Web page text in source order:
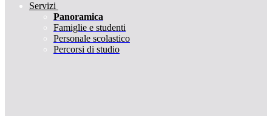
Servizi
Panoramica
Famiglie e studenti
Personale scolastico
Percorsi di studio